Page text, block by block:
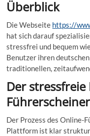
Überblick
Die Webseite https://
hat sich darauf
stressfrei und bequem
Benutzer ihren
traditionellen,
Der stressfreie
Der Prozess des Online-
Plattform ist klar